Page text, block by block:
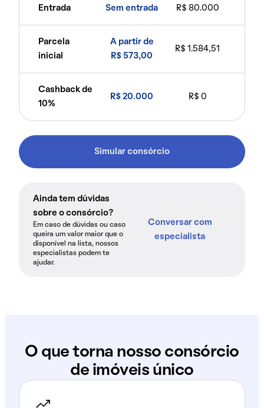
Entrada Sem entrada R$ 80.000
Parcela
inicial
A partir de
R$ 573,00
R$ 1.584,51
Cashback de
10%
R$ 20.000 R$ 0
Simular consórcio
Ainda tem dúvidas
sobre o consórcio?
Em caso de dúvidas ou caso
queira um valor maior que o
disponível na lista, nossos
especialistas podem te
ajudar.
Conversar com
especialista
O que torna nosso consórcio
de imóveis único